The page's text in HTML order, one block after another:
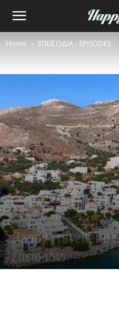
Home ΕΠΕΙΣΟΔΙΑ - EPISODES
ΕΠΕΙΣΟΔΙΑ - EPISODES ΝΗΣΙΑ
Happy Traveller
επεισόδιο